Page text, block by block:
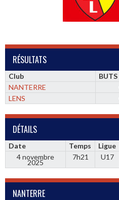
RÉSULTATS
Club BUTS
NANTERRE
LENS
DÉTAILS
Date Temps Ligue
4 novembre
2025
7h21 U17
NANTERRE